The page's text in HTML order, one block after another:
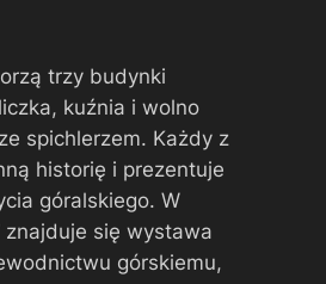
trzy budynki
kuźnia i wolno
spichlerzem. Każdy z
historię i prezentuje
góralskiego. W
znajduje się wystawa
górskiemu,